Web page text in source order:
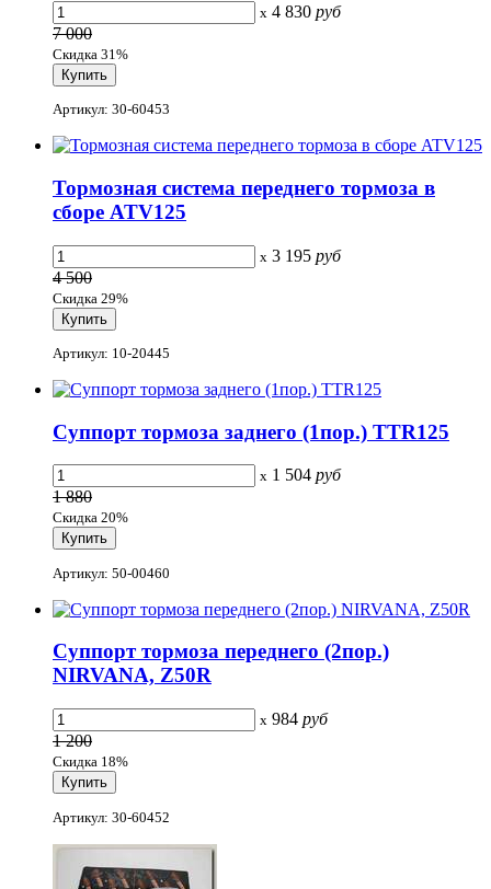
x 4 830 руб
7 000
Скидка 31%
Артикул: 30-60453
Тормозная система переднего тормоза в
сборе ATV125
x 3 195 руб
4 500
Скидка 29%
Артикул: 10-20445
Суппорт тормоза заднего (1пор.) TTR125
x 1 504 руб
1 880
Скидка 20%
Артикул: 50-00460
Суппорт тормоза переднего (2пор.)
NIRVANA, Z50R
x 984 руб
1 200
Скидка 18%
Артикул: 30-60452